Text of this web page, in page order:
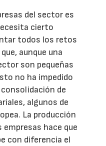
del sector es
cierto
todos los retos
aunque una
son pequeñas
no ha impedido
de
algunos de
La producción
hace que
con diferencia el